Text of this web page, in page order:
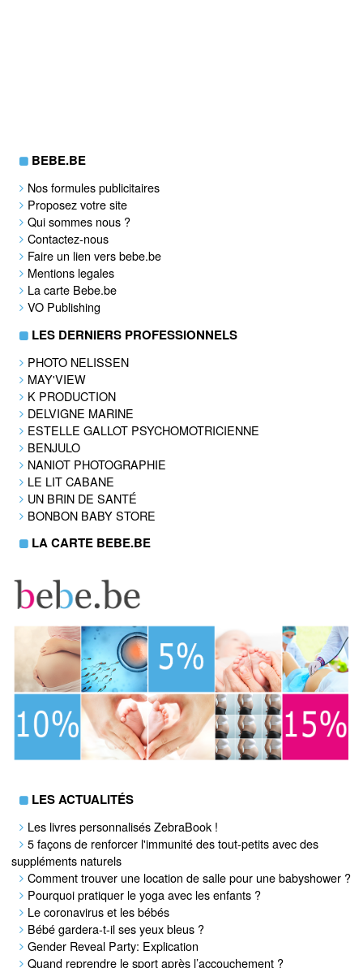
BEBE.BE
Nos formules publicitaires
Proposez votre site
Qui sommes nous ?
Contactez-nous
Faire un lien vers bebe.be
Mentions legales
La carte Bebe.be
VO Publishing
LES DERNIERS PROFESSIONNELS
PHOTO NELISSEN
MAY'VIEW
K PRODUCTION
DELVIGNE MARINE
ESTELLE GALLOT PSYCHOMOTRICIENNE
BENJULO
NANIOT PHOTOGRAPHIE
LE LIT CABANE
UN BRIN DE SANTÉ
BONBON BABY STORE
LA CARTE BEBE.BE
LES ACTUALITÉS
Les livres personnalisés ZebraBook !
5 façons de renforcer l'immunité des tout-petits avec des
suppléments naturels
Comment trouver une location de salle pour une babyshower ?
Pourquoi pratiquer le yoga avec les enfants ?
Le coronavirus et les bébés
Bébé gardera-t-il ses yeux bleus ?
Gender Reveal Party: Explication
Quand reprendre le sport après l’accouchement ?